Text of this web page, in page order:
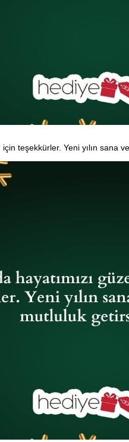
için teşekkürler. Yeni yılın sana